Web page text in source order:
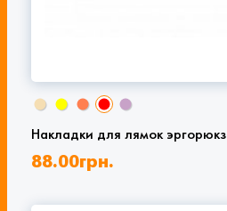
Накладки для лямок
88.00грн.